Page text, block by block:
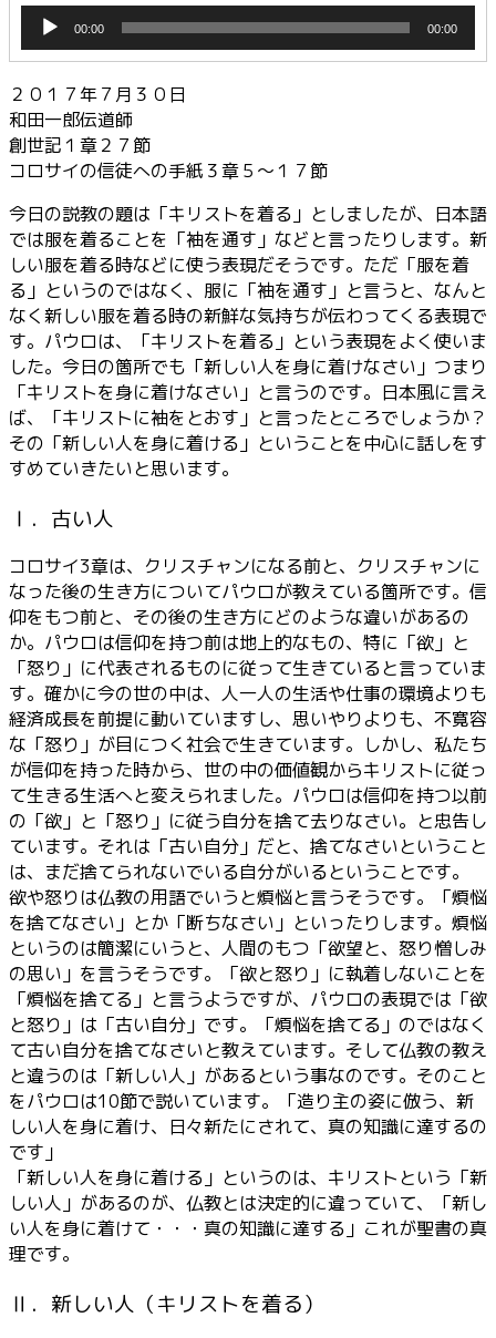
プ
レ
ー
ヤ
ー
00:00 00:00
２０１７年７月３０日
和田一郎伝道師
創世記１章２７節
コロサイの信徒への手紙３章５～１７節
今日の説教の題は「キリストを着る」としましたが、日本語
では服を着ることを「袖を通す」などと言ったりします。新
しい服を着る時などに使う表現だそうです。ただ「服を着
る」というのではなく、服に「袖を通す」と言うと、なんと
なく新しい服を着る時の新鮮な気持ちが伝わってくる表現で
す。パウロは、「キリストを着る」という表現をよく使いま
した。今日の箇所でも「新しい人を身に着けなさい」つまり
「キリストを身に着けなさい」と言うのです。日本風に言え
ば、「キリストに袖をとおす」と言ったところでしょうか？
その「新しい人を身に着ける」ということを中心に話しをす
すめていきたいと思います。
Ⅰ．古い人
コロサイ3章は、クリスチャンになる前と、クリスチャンに
なった後の生き方についてパウロが教えている箇所です。信
仰をもつ前と、その後の生き方にどのような違いがあるの
か。パウロは信仰を持つ前は地上的なもの、特に「欲」と
「怒り」に代表されるものに従って生きていると言っていま
す。確かに今の世の中は、人一人の生活や仕事の環境よりも
経済成長を前提に動いていますし、思いやりよりも、不寛容
な「怒り」が目につく社会で生きています。しかし、私たち
が信仰を持った時から、世の中の価値観からキリストに従っ
て生きる生活へと変えられました。パウロは信仰を持つ以前
の「欲」と「怒り」に従う自分を捨て去りなさい。と忠告し
ています。それは「古い自分」だと、捨てなさいということ
は、まだ捨てられないでいる自分がいるということです。
欲や怒りは仏教の用語でいうと煩悩と言うそうです。「煩悩
を捨てなさい」とか「断ちなさい」といったりします。煩悩
というのは簡潔にいうと、人間のもつ「欲望と、怒り憎しみ
の思い」を言うそうです。「欲と怒り」に執着しないことを
「煩悩を捨てる」と言うようですが、パウロの表現では「欲
と怒り」は「古い自分」です。「煩悩を捨てる」のではなく
て古い自分を捨てなさいと教えています。そして仏教の教え
と違うのは「新しい人」があるという事なのです。そのこと
をパウロは10節で説いています。「造り主の姿に倣う、新
しい人を身に着け、日々新たにされて、真の知識に達するの
です」
「新しい人を身に着ける」というのは、キリストという「新
しい人」があるのが、仏教とは決定的に違っていて、「新し
い人を身に着けて・・・真の知識に達する」これが聖書の真
理です。
Ⅱ．新しい人（キリストを着る）